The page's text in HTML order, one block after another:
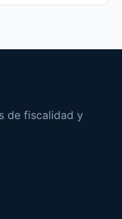
de fiscalidad y